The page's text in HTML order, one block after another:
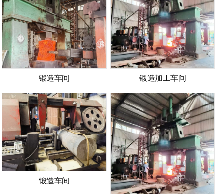
锻造车间 锻造加工车间
锻造车间